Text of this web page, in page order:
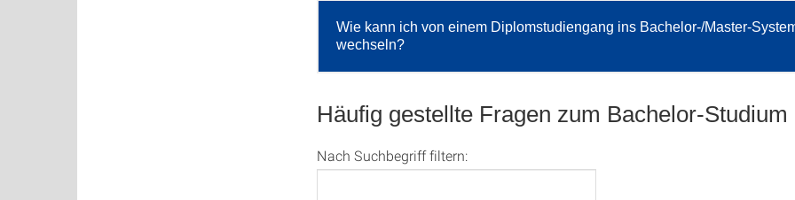
Wie kann ich von einem Diplomstudiengang ins Bachelor-/Master-
wechseln?
Häufig gestellte Fragen zum Bachelor-Studium
Nach Suchbegriff filtern: